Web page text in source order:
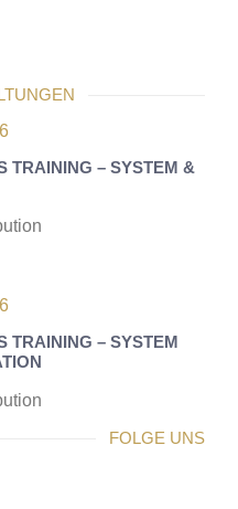
TRAINING – SYSTEM &
TRAINING – SYSTEM
FOLGE UNS